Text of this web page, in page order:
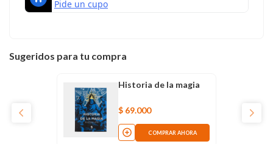
Sugeridos para tu compra
Historia de la magia
$ 69.000
COMPRAR AHORA